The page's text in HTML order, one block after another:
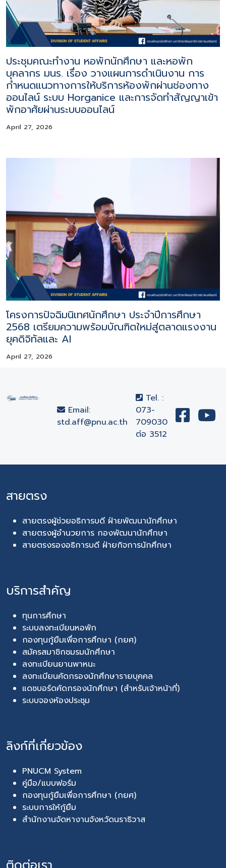
ประชุมคณะทำงาน หอพักนักศึกษา และหอพัก
บุคลากร มนร. เรื่อง วางแผนการดำเนินงาน การ
กำหนดแนวทางการให้บริการห้องพักผ่านช่องทาง
ออนไลน์ ระบบ Horganice และการจัดทำสัญญาเข้า
พักอาศัยผ่านระบบออนไลน์
April 27, 2026
โครงการปัจฉิมนิเทศนักศึกษา ประจำปีการศึกษา
2568 เตรียมความพร้อมบัณฑิตใหม่สู่ตลาดแรงงาน
ยุคดิจิทัลและ AI
April 27, 2026
Email:
std.aff@pnu.ac.th
Tel. :
073-
709030
ต่อ 3512
สายตรง
สายตรงผู้ช่วยอธิการบดี ฝ่ายพัฒนานักศึกษา
สายตรงผู้อำนวยการ กองพัฒนานักศึกษา
สายตรงรองอธิการบดี ฝ่ายกิจการนักศึกษา
บริการสำคัญ
ทุนการศึกษา
ระบบลงทะเบียนหอพัก
กองทุนกู้ยืมเพื่อการศึกษา (กยศ)
สมัครสมาชิกชมรมนักศึกษา
ลงทะเบียนยานพาหนะ
ลงทะเบียนคัดกรองนักศึกษารายบุคคล
แดชบอร์ดคัดกรองนักศึกษา (สำหรับเจ้าหน้าที่)
ระบบจองห้องประชุม
ลิงก์ที่เกี่ยวข้อง
PNUCM System
คู่มือ/แบบฟอร์ม
กองทุนกู้ยืมเพื่อการศึกษา (กยศ)
ระบบการให้กู้ยืม
สำนักงานจัดหางานจังหวัดนราธิวาส